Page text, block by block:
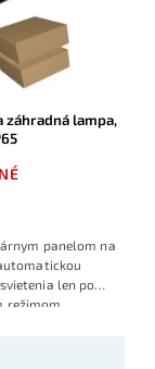
záhradná lampa,
panelom na
len po
režimom